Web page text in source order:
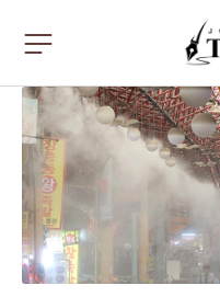
주
서
비
스
메
뉴
펼
치
기